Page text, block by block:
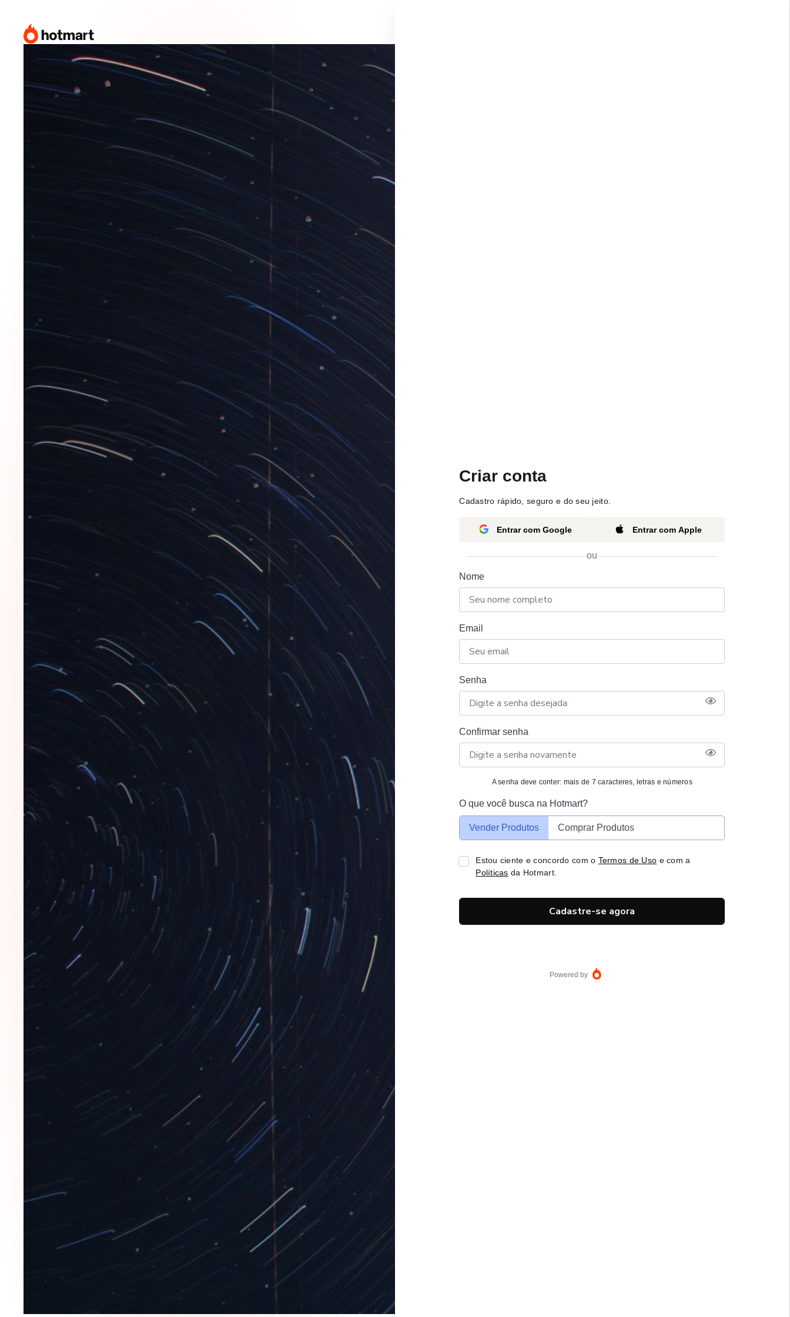
Criar conta
Cadastro rápido, seguro e do seu jeito.
Entrar com Google Entrar com Apple
ou
Nome
Email
Senha
Confirmar senha
A senha deve conter: mais de 7 caracteres, letras e números
O que você busca na Hotmart?
Vender Produtos Comprar Produtos
Estou ciente e concordo com o Termos de Uso e com a
Políticas da Hotmart.
Cadastre-se agora
Powered by